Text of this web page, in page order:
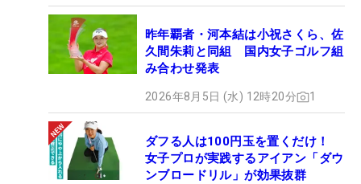
昨年覇者・河本結は小祝さくら、佐
久間朱莉と同組 国内女子ゴルフ組
み合わせ発表
2026年8月5日 (水) 12時20分 1
ダフる人は100円玉を置くだけ！
女子プロが実践するアイアン「ダウ
ンブロードリル」が効果抜群